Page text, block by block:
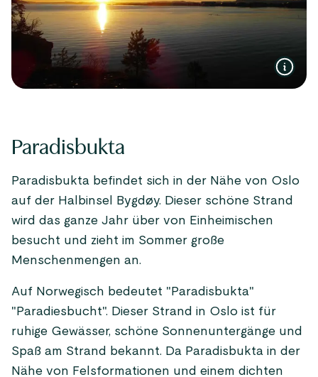
Paradisbukta
Paradisbukta befindet sich in der Nähe von Oslo
auf der Halbinsel Bygdøy. Dieser schöne Strand
wird das ganze Jahr über von Einheimischen
besucht und zieht im Sommer große
Menschenmengen an.
Auf Norwegisch bedeutet "Paradisbukta"
"Paradiesbucht". Dieser Strand in Oslo ist für
ruhige Gewässer, schöne Sonnenuntergänge und
Spaß am Strand bekannt. Da Paradisbukta in der
Nähe von Felsformationen und einem dichten